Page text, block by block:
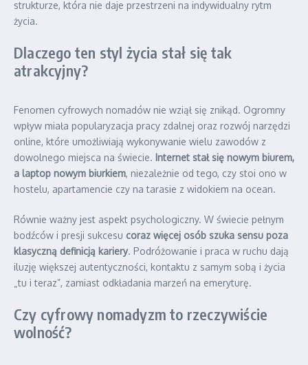
strukturze, która nie daje przestrzeni na indywidualny rytm
życia.
Dlaczego ten styl życia stał się tak
atrakcyjny?
Fenomen cyfrowych nomadów nie wziął się znikąd. Ogromny
wpływ miała popularyzacja pracy zdalnej oraz rozwój narzędzi
online, które umożliwiają wykonywanie wielu zawodów z
dowolnego miejsca na świecie. Internet stał się nowym biurem,
a laptop nowym biurkiem, niezależnie od tego, czy stoi ono w
hostelu, apartamencie czy na tarasie z widokiem na ocean.
Równie ważny jest aspekt psychologiczny. W świecie pełnym
bodźców i presji sukcesu coraz więcej osób szuka sensu poza
klasyczną definicją kariery. Podróżowanie i praca w ruchu dają
iluzję większej autentyczności, kontaktu z samym sobą i życia
„tu i teraz”, zamiast odkładania marzeń na emeryturę.
Czy cyfrowy nomadyzm to rzeczywiście
wolność?